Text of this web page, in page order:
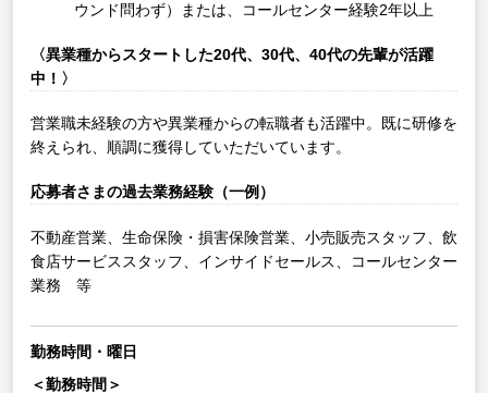
ウンド問わず）または、コールセンター経験2年以上
〈異業種からスタートした20代、30代、40代の先輩が活躍
中！〉
営業職未経験の方や異業種からの転職者も活躍中。既に研修を
終えられ、順調に獲得していただいています。
応募者さまの過去業務経験（一例）
不動産営業、生命保険・損害保険営業、小売販売スタッフ、飲
食店サービススタッフ、インサイドセールス、コールセンター
業務 等
勤務時間・曜日
＜勤務時間＞